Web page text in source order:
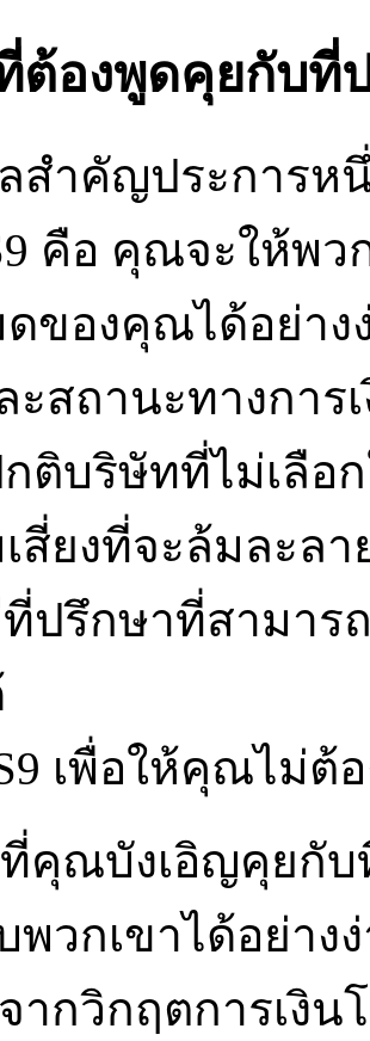
ต้องพูดคุยกับที่
สำคัญประการ
คือ คุณจะให้พ
ของคุณได้อย่าง
ะสถานะทางกา
ติบริษัทที่ไม่เลือ
สี่ยงที่จะล้มละล
ปรึกษาที่สามา
เพื่อให้คุณไม่ต้
คุณบังเอิญคุยกั
วกเขาได้อย่าง
กวิกฤตการเงิน